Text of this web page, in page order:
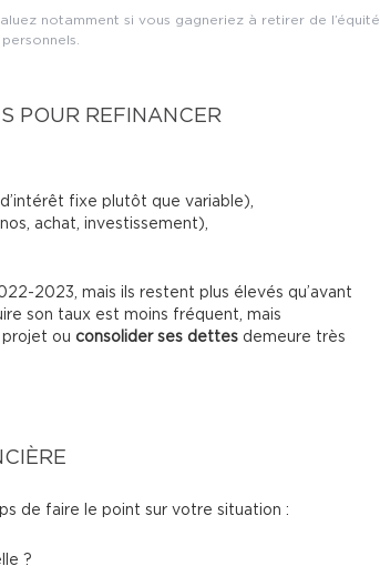
notamment si vous gagneriez à retirer de l’équité
POUR REFINANCER
fixe plutôt que variable),
achat, investissement),
2023, mais ils restent plus élevés qu’avant
son taux est moins fréquent, mais
ou consolider ses dettes demeure très
de faire le point sur votre situation :
?